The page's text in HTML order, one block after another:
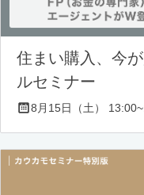
住まい購入、今
ルセミナー
8月15日（土）